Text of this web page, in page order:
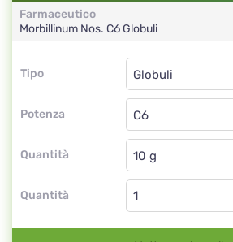
Farmaceutico
Morbillinum Nos. C6Globuli
Tipo
Tipo
Potenza
Globuli
C6
Quantità
Globuli
Quantità